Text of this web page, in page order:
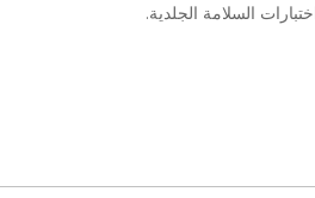
السلامة الجلدية.